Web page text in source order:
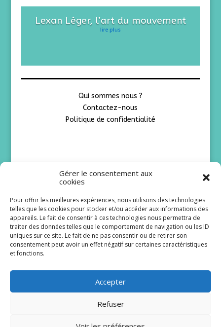
Gérer le consentement aux
cookies
Pour offrir les meilleures expériences, nous utilisons des technologies
telles que les cookies pour stocker et/ou accéder aux informations des
appareils. Le fait de consentir à ces technologies nous permettra de
traiter des données telles que le comportement de navigation ou les ID
uniques sur ce site. Le fait de ne pas consentir ou de retirer son
consentement peut avoir un effet négatif sur certaines caractéristiques
et fonctions.
Accepter
Refuser
Lexan Léger, l’art du mouvement
lire plus
Qui sommes nous ?
Contactez-nous
Politique de confidentialité
Suivez-nous sur nos réseaux sociaux
Newsletter
Pour recevoir nos dernières informations: